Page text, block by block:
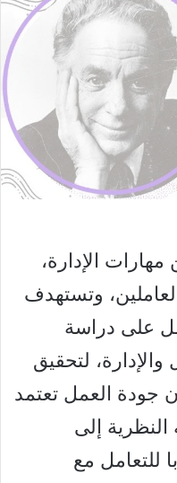
الإدارة،
وتستهدف
على دراسة
لتحقيق
جودة العمل تعتمد
إلى
للتعامل مع